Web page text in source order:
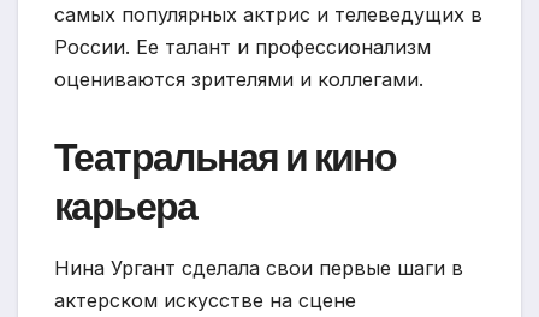
самых популярных актрис и телеведущих в
России. Ее талант и профессионализм
оцениваются зрителями и коллегами.
Театральная и кино
карьера
Нина Ургант сделала свои первые шаги в
актерском искусстве на сцене